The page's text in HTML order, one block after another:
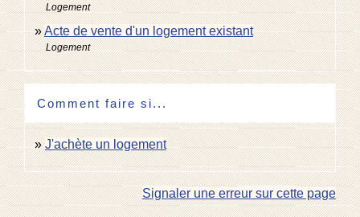
Logement
Acte de vente d'un logement existant
Logement
Comment faire si...
J'achète un logement
Signaler une erreur sur cette page